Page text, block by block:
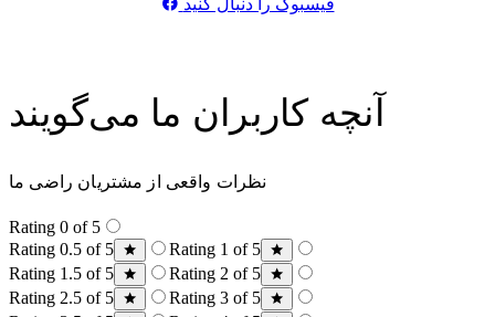
فیسبوک را دنبال کنید
آنچه کاربران ما می‌گویند
نظرات واقعی از مشتریان راضی ما
Rating 0 of 5
Rating 0.5 of 5
Rating 1 of 5
Rating 1.5 of 5
Rating 2 of 5
Rating 2.5 of 5
Rating 3 of 5